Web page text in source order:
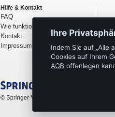
Hilfe & Kontakt
FAQ
Wie funktioniert PSIAC?
Kontakt
Impressum
© Springer-Verlag GmbH. Part of Springer
Ihre
Indem Sie auf „Alle
Cookies auf Ihrem
AGB offenlegen